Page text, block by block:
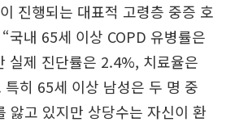
진행되는 대표적 고령층 중증 호
국내 65세 이상 COPD 유병률은
실제 진단률은 2.4%, 치료율은
히 65세 이상 남성은 두 명 중
앓고 있지만 상당수는 자신이 환